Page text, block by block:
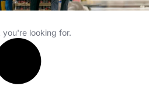
looking for.